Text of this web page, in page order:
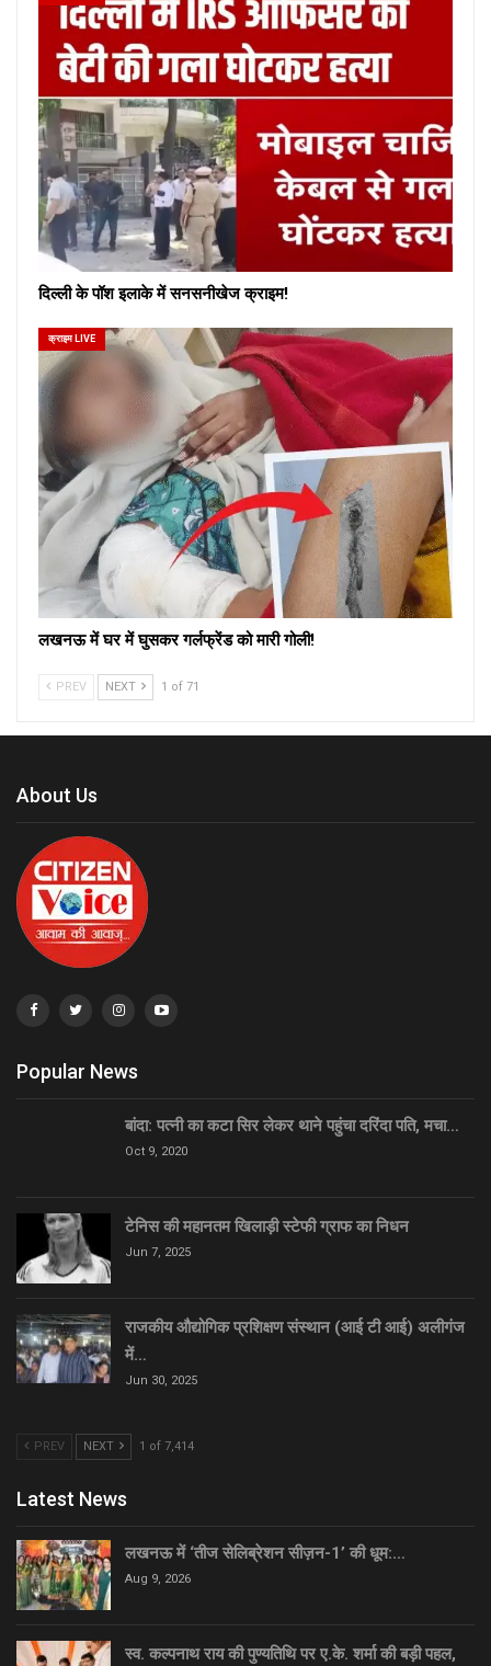
दिल्ली के पॉश इलाके में सनसनीखेज क्राइम!
क्राइम LIVE
लखनऊ में घर में घुसकर गर्लफ्रेंड को मारी गोली!
PREV NEXT 1 of 71
About Us
Popular News
बांदा: पत्नी का कटा सिर लेकर थाने पहुंचा दरिंदा पति, मचा…
Oct 9, 2020
टेनिस की महानतम खिलाड़ी स्टेफी ग्राफ का निधन
Jun 7, 2025
राजकीय औद्योगिक प्रशिक्षण संस्थान (आई टी आई) अलीगंज
में…
Jun 30, 2025
PREV NEXT 1 of 7,414
Latest News
लखनऊ में ‘तीज सेलिब्रेशन सीज़न-1’ की धूम:…
Aug 9, 2026
स्व. कल्पनाथ राय की पुण्यतिथि पर ए.के. शर्मा की बड़ी पहल,